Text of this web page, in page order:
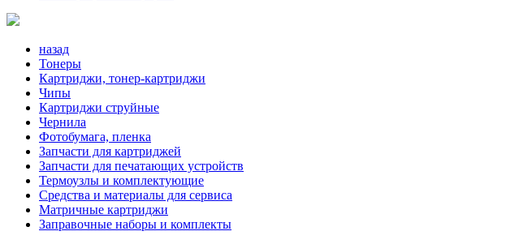
назад
Тонеры
Картриджи, тонер-картриджи
Чипы
Картриджи струйные
Чернила
Фотобумага, пленка
Запчасти для картриджей
Запчасти для печатающих устройств
Термоузлы и комплектующие
Средства и материалы для сервиса
Матричные картриджи
Заправочные наборы и комплекты